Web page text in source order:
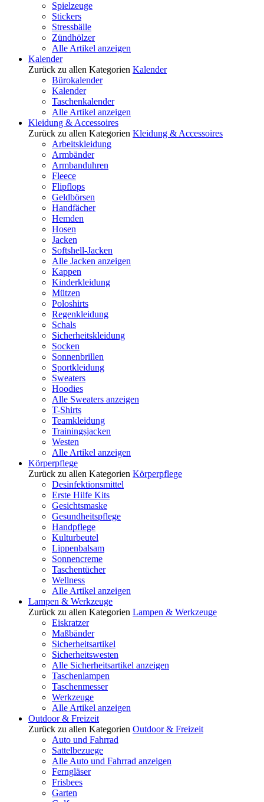
Spielzeuge
Stickers
Stressbälle
Zündhölzer
Alle Artikel anzeigen
Kalender
Zurück zu allen Kategorien Kalender
Bürokalender
Kalender
Taschenkalender
Alle Artikel anzeigen
Kleidung & Accessoires
Zurück zu allen Kategorien Kleidung & Accessoires
Arbeitskleidung
Armbänder
Armbanduhren
Fleece
Flipflops
Geldbörsen
Handfächer
Hemden
Hosen
Jacken
Softshell-Jacken
Alle Jacken anzeigen
Kappen
Kinderkleidung
Mützen
Poloshirts
Regenkleidung
Schals
Sicherheitskleidung
Socken
Sonnenbrillen
Sportkleidung
Sweaters
Hoodies
Alle Sweaters anzeigen
T-Shirts
Teamkleidung
Trainingsjacken
Westen
Alle Artikel anzeigen
Körperpflege
Zurück zu allen Kategorien Körperpflege
Desinfektionsmittel
Erste Hilfe Kits
Gesichtsmaske
Gesundheitspflege
Handpflege
Kulturbeutel
Lippenbalsam
Sonnencreme
Taschentücher
Wellness
Alle Artikel anzeigen
Lampen & Werkzeuge
Zurück zu allen Kategorien Lampen & Werkzeuge
Eiskratzer
Maßbänder
Sicherheitsartikel
Sicherheitswesten
Alle Sicherheitsartikel anzeigen
Taschenlampen
Taschenmesser
Werkzeuge
Alle Artikel anzeigen
Outdoor & Freizeit
Zurück zu allen Kategorien Outdoor & Freizeit
Auto und Fahrrad
Sattelbezuege
Alle Auto und Fahrrad anzeigen
Ferngläser
Frisbees
Garten